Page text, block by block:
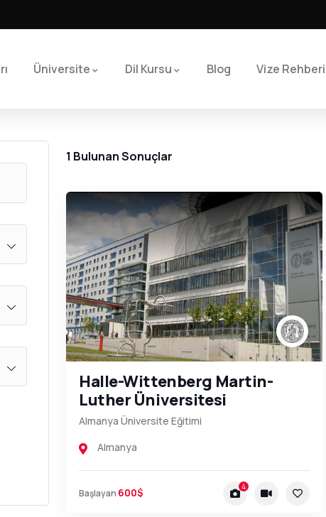
Üniversite Dil Kursu Blog Vize Rehberi
1 Bulunan Sonuçlar
Halle-Wittenberg Martin-
Luther Üniversitesi
Almanya Üniversite Eğitimi
Almanya
Başlayan 600$ 4